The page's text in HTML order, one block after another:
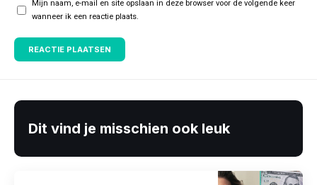
Mijn naam, e-mail en site opslaan in deze browser voor de volgende keer
wanneer ik een reactie plaats.
Dit vind je misschien ook leuk